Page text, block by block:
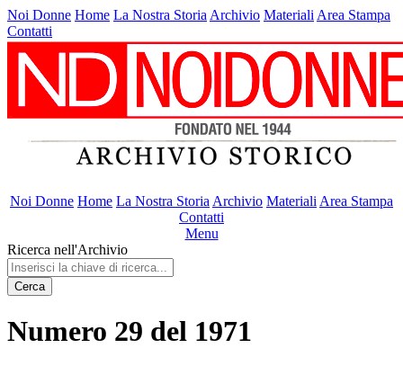
Noi Donne Home La Nostra Storia Archivio Materiali Area Stampa
Contatti
Noi Donne Home La Nostra Storia Archivio Materiali Area Stampa
Contatti
Menu
Ricerca nell'Archivio
Cerca
Numero 29 del 1971